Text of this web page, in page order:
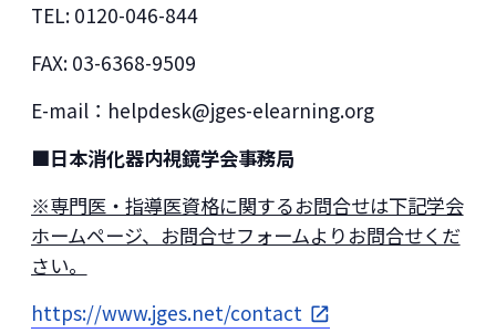
TEL: 0120-046-844
FAX: 03-6368-9509
E-mail：helpdesk@jges-elearning.org
■日本消化器内視鏡学会事務局
※専門医・指導医資格に関するお問合せは下記学会
ホームページ、お問合せフォームよりお問合せくだ
さい。
https://www.jges.net/contact